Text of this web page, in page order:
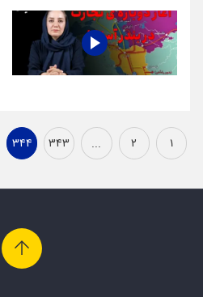
۱ ۲ ... ۳۴۳ ۳۴۴